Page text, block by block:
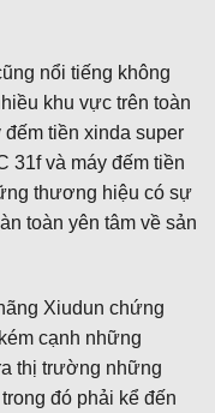
nổi tiếng không
khu vực trên toàn
tiền xinda super
31f và máy đếm tiền
thương hiệu có sự
toàn yên tâm về sản
Xiudun chứng
cạnh những
thị trường những
đó phải kể đến